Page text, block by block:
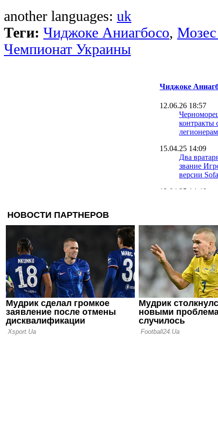
another languages: uk
Теги: Чиджоке Аниагбосо,
Чемпионат Украины
Чиджоке
12.06.26 18:57
контракты
15.04.25 14:09
Два
звание
версии
13.04.25 14:46
25.01.25 12:28
Источник:
больше не
двух
28.09.24 15:16
В составе
вратарь